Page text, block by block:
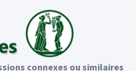
connexes ou similaires